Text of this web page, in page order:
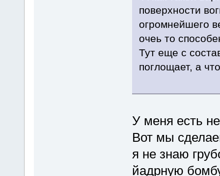
поверхности
огромнейшего
очеь то
Тут еще с
поглощает, а
У меня есть
Вот мы
я не знаю
йадрную